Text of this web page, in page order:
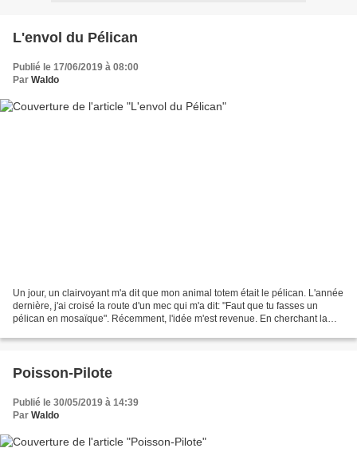
L'envol du Pélican
Publié le 17/06/2019 à 08:00
Par Waldo
Un jour, un clairvoyant m'a dit que mon animal totem était le pélican. L'année
dernière, j'ai croisé la route d'un mec qui m'a dit: "Faut que tu fasses un
pélican en mosaïque". Récemment, l'idée m'est revenue. En cherchant la
Poisson-Pilote
Publié le 30/05/2019 à 14:39
Par Waldo